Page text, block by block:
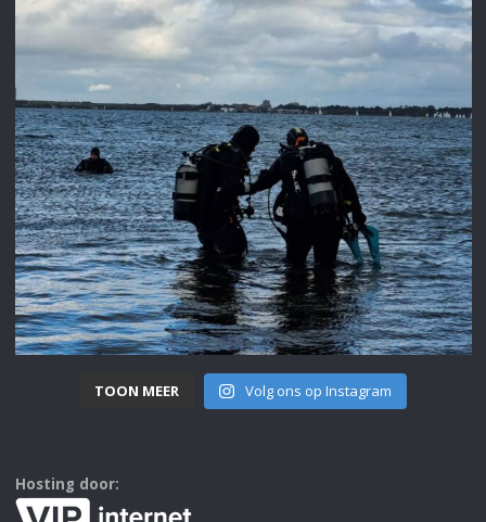
TOON MEER Volg ons op Instagram
Hosting door: